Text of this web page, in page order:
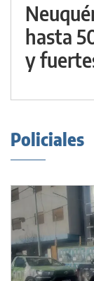
hasta
y
Policiales